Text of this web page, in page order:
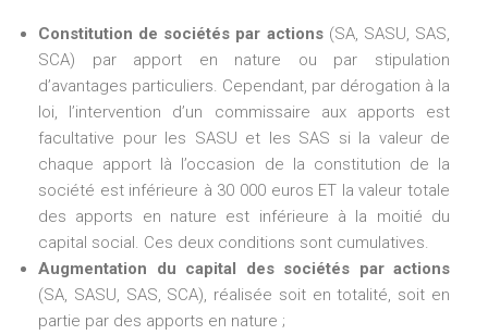
Constitution de sociétés par actions(SA, SASU, SAS,
SCA) par apport en nature ou par stipulation
d’avantages particuliers. Cependant, par dérogation à la
loi, l’intervention d’un commissaire aux apports est
facultative pour les SASU et les SAS si la valeur de
chaque apport là l’occasion de la constitution de la
société est inférieure à 30 000 euros ET la valeur totale
des apports en nature est inférieure à la moitié du
capital social. Ces deux conditions sont cumulatives.
Augmentation du capital des sociétés par actions
(SA, SASU, SAS, SCA), réalisée soit en totalité, soit en
partie par des apports en nature ;